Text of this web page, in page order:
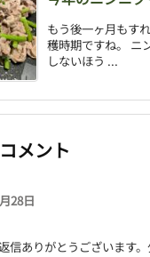
もう後一ヶ月もす
穫時期ですね。 ニ
しないほう ...
メント
28日
信ありがとうございます